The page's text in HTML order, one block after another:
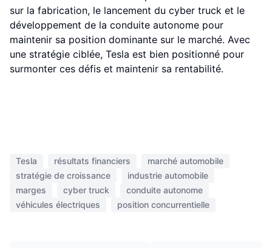
sur la fabrication, le lancement du cyber truck et le
développement de la conduite autonome pour
maintenir sa position dominante sur le marché. Avec
une stratégie ciblée, Tesla est bien positionné pour
surmonter ces défis et maintenir sa rentabilité.
Tesla résultats financiers
marché automobile
stratégie de croissance
industrie automobile
marges
cyber truck
conduite autonome
véhicules électriques
position concurrentielle